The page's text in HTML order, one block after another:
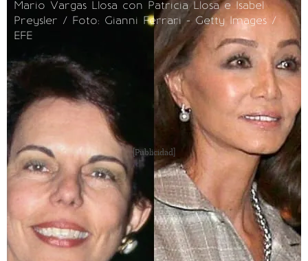
Mario Vargas Llosa con Patricia Llosa e Isabel
Preysler / Foto: Gianni Ferrari - Getty Images /
EFE
[Publicidad]